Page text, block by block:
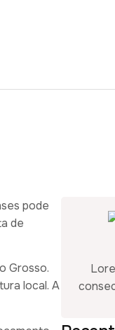
pode
de
Grosso.
local. A